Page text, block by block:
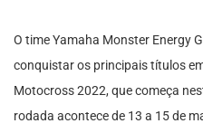
O time Yamaha Monster Energy
conquistar os principais títulos
Motocross 2022, que começa
rodada acontece de 13 a 15 de